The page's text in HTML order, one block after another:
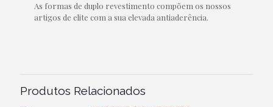
As formas de duplo revestimento compõem os nossos
artigos de elite com a sua elevada antiaderência.
Produtos Relacionados